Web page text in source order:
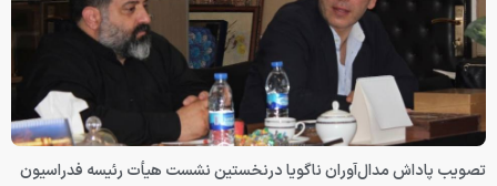
تصویب پاداش مدال‌آوران ناگویا درنخستین نشست هیأت رئیسه فدراسیون